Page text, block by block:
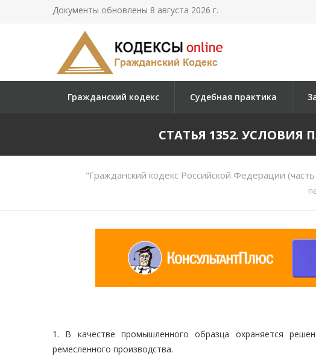
Документы обновлены 8 августа 2026 г.
Гражданский кодекс Судебная практика
СТАТЬЯ 1352.
"Гражданский кодекс Российской Федерации
1. В качестве промышленного образца охраняется
ремесленного производства.